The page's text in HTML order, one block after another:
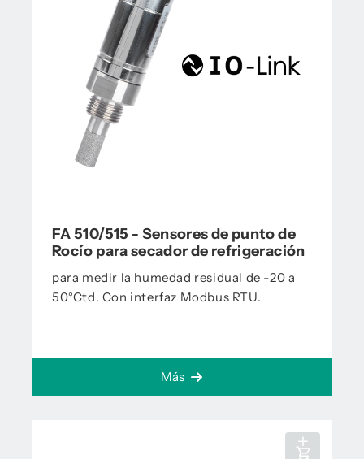
FA 510/515 - Sensores de punto de
Rocío para secador de refrigeración
para medir la humedad residual de -20 a
50°Ctd. Con interfaz Modbus RTU.
Más